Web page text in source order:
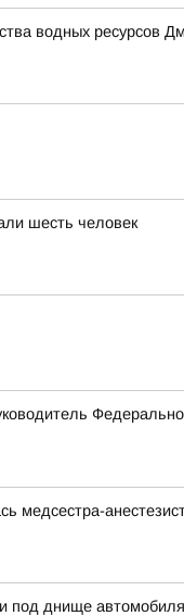
водных ресурсов
шесть человек
медсестра-
под днище